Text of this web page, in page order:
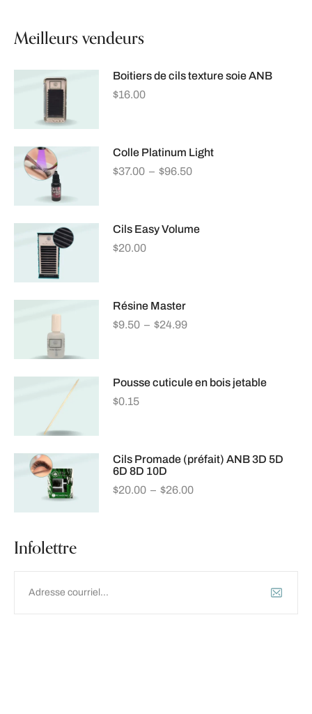
Meilleurs vendeurs
Boitiers de cils texture soie ANB
$16.00
Colle Platinum Light
$37.00 – $96.50
Cils Easy Volume
$20.00
Résine Master
$9.50 – $24.99
Pousse cuticule en bois jetable
$0.15
Cils Promade (préfait) ANB 3D 5D
6D 8D 10D
$20.00 – $26.00
Infolettre